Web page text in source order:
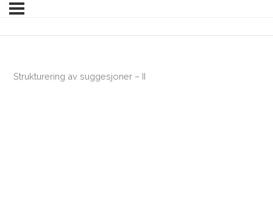
Strukturering av suggesjoner – II